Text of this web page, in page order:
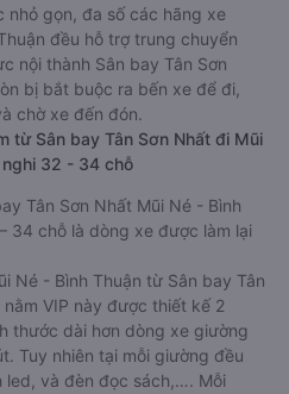
nhỏ gọn, đa số các hãng xe
đều hỗ trợ trung chuyển
nội thành Sân bay Tân Sơn
bị bắt buộc ra bến xe để đi,
chờ xe đến đón.
từ Sân bay Tân Sơn Nhất đi Mũi
nghi 32 - 34 chỗ
Tân Sơn Nhất Mũi Né - Bình
34 chỗ là dòng xe được làm lại
Né - Bình Thuận từ Sân bay Tân
VIP này được thiết kế 2
thước dài hơn dòng xe giường
Tuy nhiên tại mỗi giường đều
led, và đèn đọc sách,…. Mỗi